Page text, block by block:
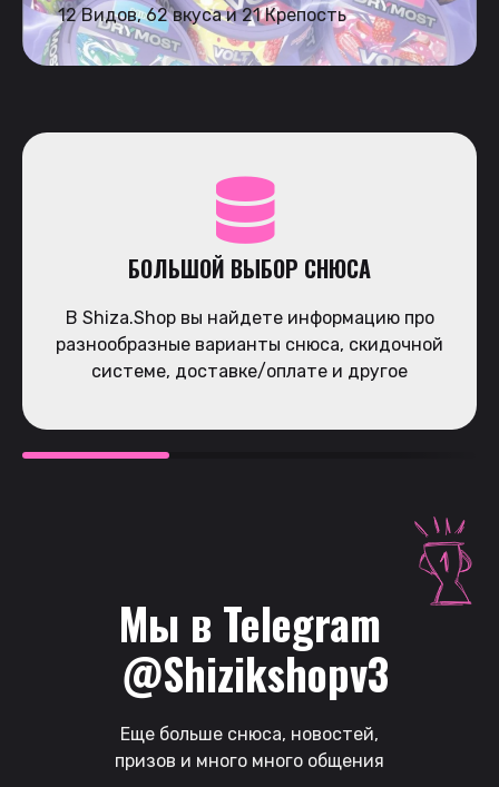
12 Видов, 62 вкуса и 21 Крепость
БОЛЬШОЙ ВЫБОР СНЮСА
В Shiza.Shop вы найдете информацию про
разнообразные варианты снюса, скидочной
системе, доставке/оплате и другое
Мы в Telegram
@Shizikshopv3
Еще больше снюса, новостей,
призов и много много общения